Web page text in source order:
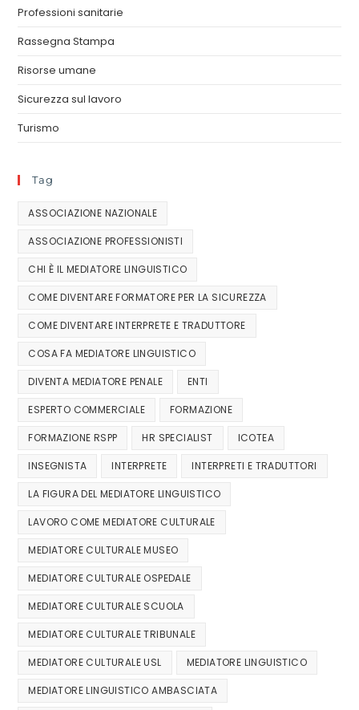
Professioni sanitarie
Rassegna Stampa
Risorse umane
Sicurezza sul lavoro
Turismo
Tag
ASSOCIAZIONE NAZIONALE
ASSOCIAZIONE PROFESSIONISTI
CHI È IL MEDIATORE LINGUISTICO
COME DIVENTARE FORMATORE PER LA SICUREZZA
COME DIVENTARE INTERPRETE E TRADUTTORE
COSA FA MEDIATORE LINGUISTICO
DIVENTA MEDIATORE PENALE ENTI
ESPERTO COMMERCIALE FORMAZIONE
FORMAZIONE RSPP HR SPECIALIST ICOTEA
INSEGNISTA INTERPRETE INTERPRETI E TRADUTTORI
LA FIGURA DEL MEDIATORE LINGUISTICO
LAVORO COME MEDIATORE CULTURALE
MEDIATORE CULTURALE MUSEO
MEDIATORE CULTURALE OSPEDALE
MEDIATORE CULTURALE SCUOLA
MEDIATORE CULTURALE TRIBUNALE
MEDIATORE CULTURALE USL MEDIATORE LINGUISTICO
MEDIATORE LINGUISTICO AMBASCIATA